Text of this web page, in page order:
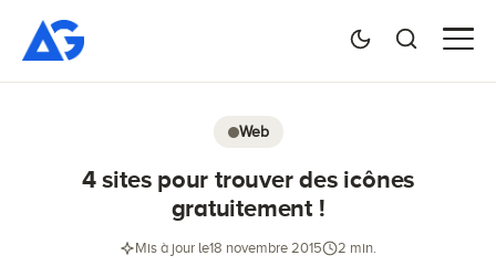
Web
4 sites pour trouver des icônes
gratuitement !
Mis à jour le18 novembre 2015 2 min.